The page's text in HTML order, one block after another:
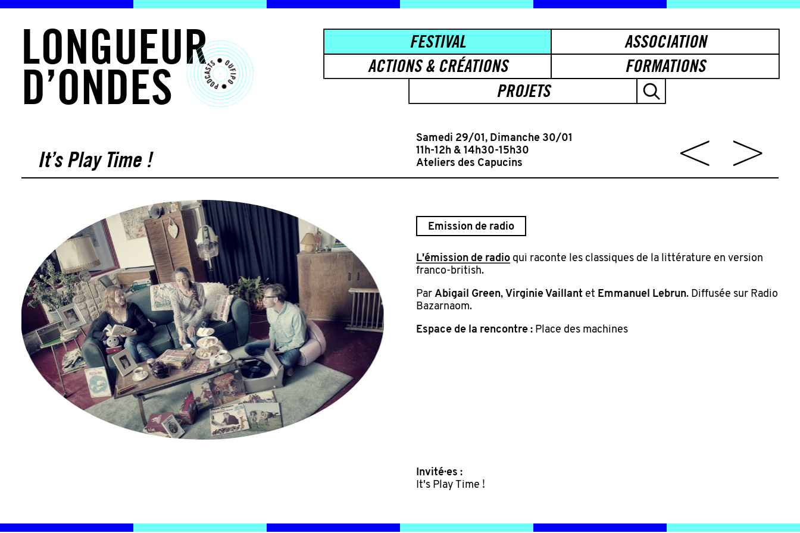
LONGUEUR
D’ONDES
FESTIVAL
ASSOCIATION
ACTIONS & CRÉATIONS
FORMATIONS
PROJETS
It’s Play Time !
Samedi 29/01, Dimanche 30/01
11h-12h & 14h30-15h30
Ateliers des Capucins
Emission de radio
L'émission de radioqui raconte les classiques de la littérature en version
franco-british.
Par Abigail Green, Virginie Vaillantet Emmanuel Lebrun. Diffusée sur Radio
Bazarnaom.
Espace de la rencontre : Place des machines
Invité·es :
It's Play Time !